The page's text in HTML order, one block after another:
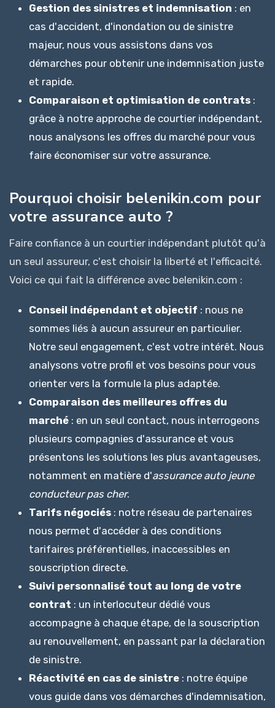
Gestion des sinistres et indemnisation : en
cas d'accident, d'inondation ou de sinistre
majeur, nous vous assistons dans vos
démarches pour obtenir une indemnisation juste
et rapide.
Comparaison et optimisation de contrats :
grâce à notre approche de courtier indépendant,
nous analysons les offres du marché pour vous
faire économiser sur votre assurance.
Pourquoi choisir belenikin.com pour
votre assurance auto ?
Faire confiance à un courtier indépendant plutôt qu'à
un seul assureur, c'est choisir la liberté et l'efficacité.
Voici ce qui fait la différence avec belenikin.com :
Conseil indépendant et objectif : nous ne
sommes liés à aucun assureur en particulier.
Notre seul engagement, c'est votre intérêt. Nous
analysons votre profil et vos besoins pour vous
orienter vers la formule la plus adaptée.
Comparaison des meilleures offres du
marché : en un seul contact, nous interrogeons
plusieurs compagnies d'assurance et vous
présentons les solutions les plus avantageuses,
notamment en matière d'assurance auto jeune
conducteur pas cher.
Tarifs négociés : notre réseau de partenaires
nous permet d'accéder à des conditions
tarifaires préférentielles, inaccessibles en
souscription directe.
Suivi personnalisé tout au long de votre
contrat : un interlocuteur dédié vous
accompagne à chaque étape, de la souscription
au renouvellement, en passant par la déclaration
de sinistre.
Réactivité en cas de sinistre : notre équipe
vous guide dans vos démarches d'indemnisation,